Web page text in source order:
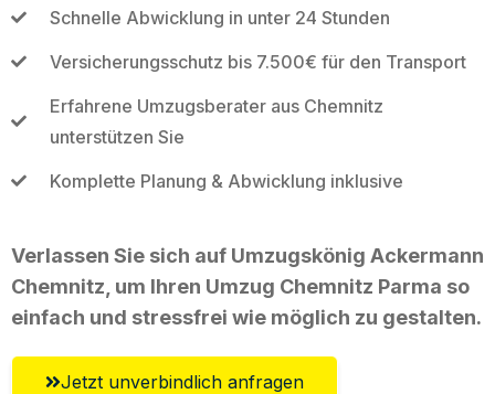
Schnelle Abwicklung in unter 24 Stunden
Versicherungsschutz bis 7.500€ für den Transport
Erfahrene Umzugsberater aus Chemnitz
unterstützen Sie
Komplette Planung & Abwicklung inklusive
Verlassen Sie sich auf Umzugskönig Ackermann
Chemnitz, um Ihren Umzug Chemnitz Parma so
einfach und stressfrei wie möglich zu gestalten.
Jetzt unverbindlich anfragen